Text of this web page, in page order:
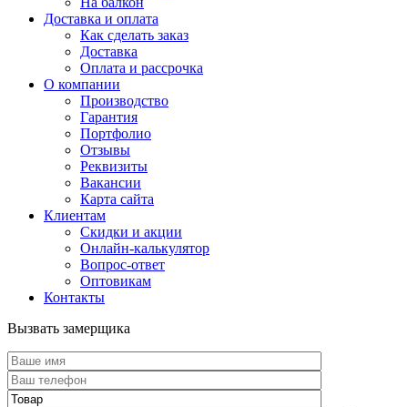
Доставка и оплата
Как сделать заказ
Доставка
Оплата и рассрочка
О компании
Производство
Гарантия
Портфолио
Отзывы
Реквизиты
Вакансии
Карта сайта
Клиентам
Скидки и акции
Онлайн-калькулятор
Вопрос-ответ
Оптовикам
Контакты
Вызвать замерщика